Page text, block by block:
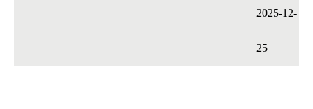
2025-12-
25